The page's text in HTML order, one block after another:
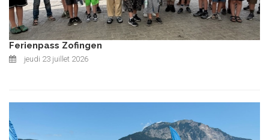
Ferienpass Zofingen
jeudi 23 juillet 2026